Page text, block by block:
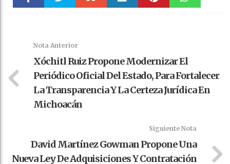
Nota Anterior
Xóchitl Ruiz Propone Modernizar El
Periódico Oficial Del Estado, Para Fortalecer
La Transparencia Y La Certeza Jurídica En
Michoacán
Siguiente Nota
David Martínez Gowman Propone Una
Nueva Ley De Adquisiciones Y Contratación